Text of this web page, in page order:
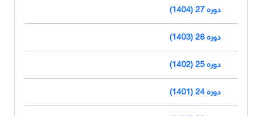
دوره 27 (1404)
دوره 26 (1403)
دوره 25 (1402)
دوره 24 (1401)